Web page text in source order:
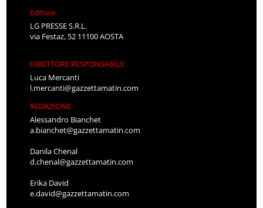
Editore
LG PRESSE S.R.L.
via Festaz, 52 11100 AOSTA
DIRETTORE RESPONSABILE
Luca Mercanti
l.mercanti@gazzettamatin.com
REDAZIONE
Alessandro Bianchet
a.bianchet@gazzettamatin.com
Danila Chenal
d.chenal@gazzettamatin.com
Erika David
e.david@gazzettamatin.com